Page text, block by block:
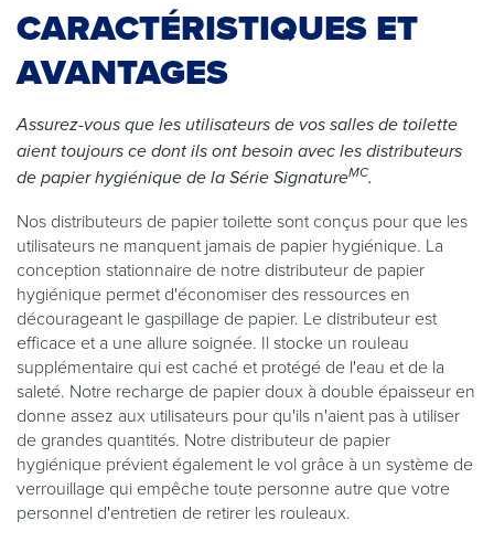
CARACTÉRISTIQUES ET
AVANTAGES
Assurez-vous que les utilisateurs de vos salles de toilette
aient toujours ce dont ils ont besoin avec les distributeurs
de papier hygiénique de la Série SignatureMC.
Nos distributeurs de papier toilette sont conçus pour que les
utilisateurs ne manquent jamais de papier hygiénique. La
conception stationnaire de notre distributeur de papier
hygiénique permet d'économiser des ressources en
décourageant le gaspillage de papier. Le distributeur est
efficace et a une allure soignée. Il stocke un rouleau
supplémentaire qui est caché et protégé de l'eau et de la
saleté. Notre recharge de papier doux à double épaisseur en
donne assez aux utilisateurs pour qu'ils n'aient pas à utiliser
de grandes quantités. Notre distributeur de papier
hygiénique prévient également le vol grâce à un système de
verrouillage qui empêche toute personne autre que votre
personnel d'entretien de retirer les rouleaux.